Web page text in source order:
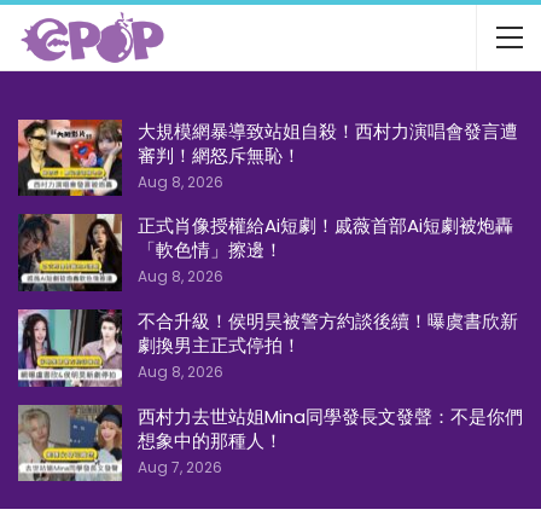
大規模網暴導致站姐自殺！西村力演唱會發言遭
審判！網怒斥無恥！
Aug 8, 2026
正式肖像授權給Ai短劇！戚薇首部Ai短劇被炮轟
「軟色情」擦邊！
Aug 8, 2026
不合升級！侯明昊被警方約談後續！曝虞書欣新
劇換男主正式停拍！
Aug 8, 2026
西村力去世站姐Mina同學發長文發聲：不是你們
想象中的那種人！
Aug 7, 2026